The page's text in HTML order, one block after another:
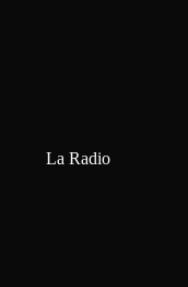
La Radio